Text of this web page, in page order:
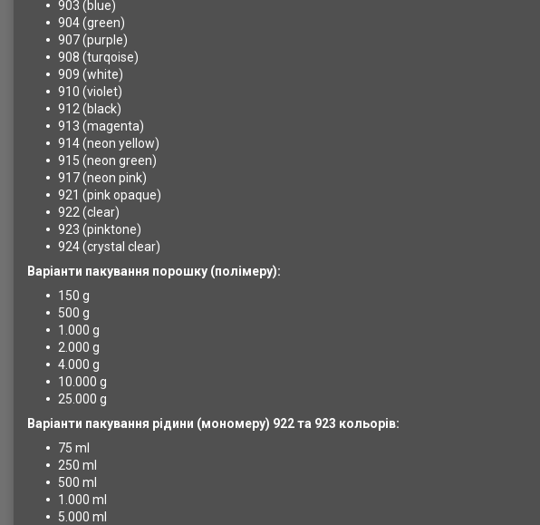
903 (blue)
904 (green)
907 (purple)
908 (turqoise)
909 (white)
910 (violet)
912 (black)
913 (magenta)
914 (neon yellow)
915 (neon green)
917 (neon pink)
921 (pink opaque)
922 (clear)
923 (pinktone)
924 (crystal clear)
Варіанти пакування порошку (полімеру):
150 g
500 g
1.000 g
2.000 g
4.000 g
10.000 g
25.000 g
Варіанти пакування рідини (мономеру) 922 та 923 кольорів:
75 ml
250 ml
500 ml
1.000 ml
5.000 ml